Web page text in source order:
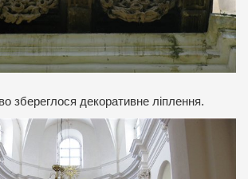
збереглося декоративне ліплення.